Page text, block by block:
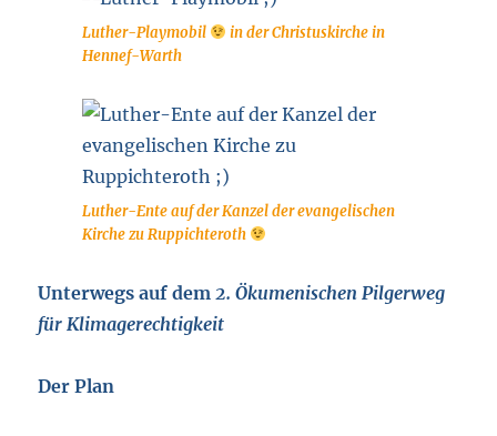
Luther-Playmobil
in der Christuskirche in
Hennef-Warth
Luther-Ente auf der Kanzel der evangelischen
Kirche zu Ruppichteroth
Unterwegs auf dem2. Ökumenischen Pilgerweg
für Klimagerechtigkeit
Der Plan